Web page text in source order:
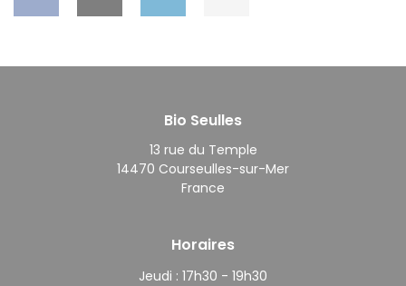
Bio Seulles
13 rue du Temple
14470 Courseulles-sur-Mer
France
Horaires
Jeudi : 17h30 - 19h30